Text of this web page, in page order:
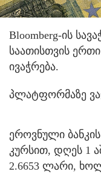
Bloomberg-ის
საათისთვის
ივაჭრება.
პლატფორმაზე
ეროვნული
კურსით, დღეს 1
2.6653 ლარი,